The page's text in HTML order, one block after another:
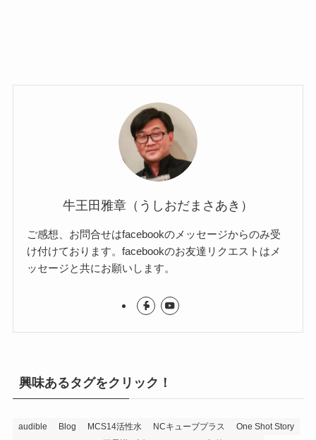
牛王田雅章（うしおだまさあき）
ご感想、お問合せはfacebookのメッセージからのみ受
け付けております。facebookのお友達リクエストはメ
ッセージと共にお願いします。
興味あるタグをクリック！
audible Blog MCS14活性水 NCキューブプラス
One Shot Story